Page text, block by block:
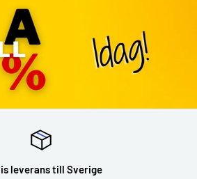
leverans till Sverige